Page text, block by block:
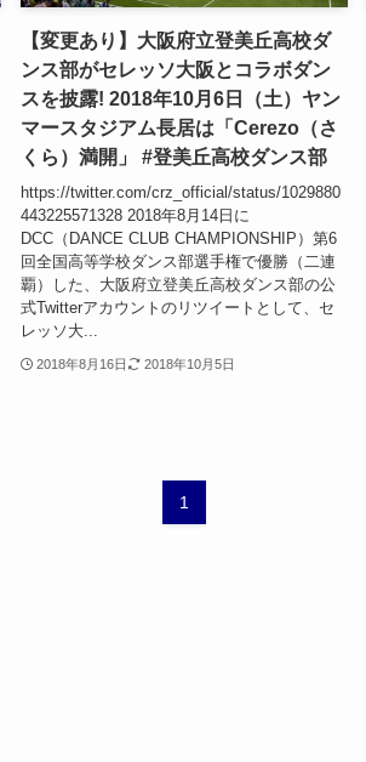
【変更あり】大阪府立登美丘高校ダ
ンス部がセレッソ大阪とコラボダン
スを披露! 2018年10月6日（土）ヤン
マースタジアム長居は「Cerezo（さ
くら）満開」 #登美丘高校ダンス部
https://twitter.com/crz_official/status/1029880
443225571328 2018年8月14日に
DCC（DANCE CLUB CHAMPIONSHIP）第6
回全国高等学校ダンス部選手権で優勝（二連
覇）した、大阪府立登美丘高校ダンス部の公
式Twitterアカウントのリツイートとして、セ
レッソ大...
2018年8月16日 2018年10月5日
1